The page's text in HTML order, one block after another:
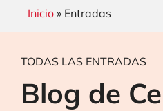
Inicio » Entradas
TODAS LAS ENTRADAS
Blog de